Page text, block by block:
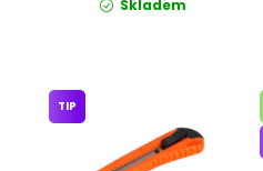
Skladem
TIP